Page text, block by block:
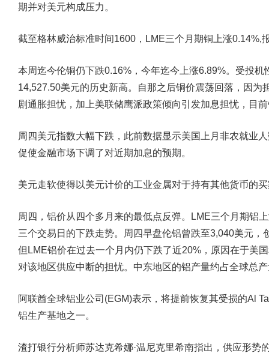
期并对美元构成压力。
截至格林威治标准时间1600，LME三个月期铜上涨0.14%,
本周迄今伦铜仍下跌0.16%，今年迄今上涨6.89%。受投
14,527.50美元的历史新高。自那之后铜价震荡回落，因为
剧通胀担忧，加上美联储鹰派政策倾向引发加息担忧，目
周四美元指数大幅下跌，此前数据显示美国上月非农就业
促使金融市场下调了对近期加息的预期。
美元走软使得以美元计价的工业金属对于持有其他货币的
周四，铝价从四个多月来的最低点反弹。LME三个月期铝
三个交易日的下跌走势。周四早盘伦铝曾跌至3,040美元
但LME铝价在过去一个月内仍下跌了近20%，原因在于美
对该地区供应中断的担忧。中东地区的铝产量约占全球总
阿联酋全球铝业公司(EGM)表示，将提前恢复其受损的Al
铝生产基地之一。
渣打银行分析师苏达克希娜·温尼克里希南指出，供应形势